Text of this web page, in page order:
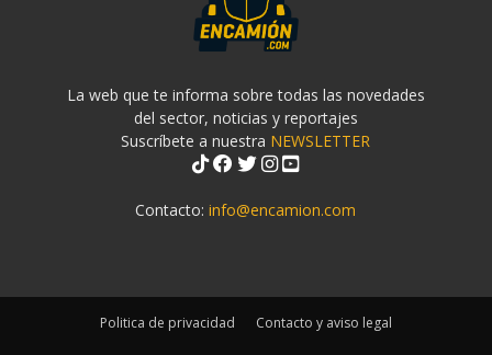
La web que te informa sobre todas las novedades
del sector, noticias y reportajes
Suscríbete a nuestra NEWSLETTER
Contacto:info@encamion.com
Politica de privacidad Contacto y aviso legal